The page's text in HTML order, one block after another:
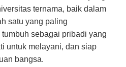
ternama, baik dalam
satu yang paling
sebagai pribadi yang
untuk melayani, dan siap
bangsa.